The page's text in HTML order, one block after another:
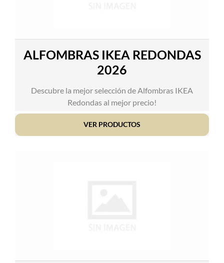
ALFOMBRAS IKEA REDONDAS
2026
Descubre la mejor selección de Alfombras IKEA
Redondas al mejor precio!
VER PRODUCTOS